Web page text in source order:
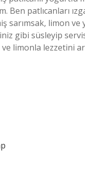
Ben patlıcanları
sarımsak, limon
gibi süsleyip
limonla lezzetini